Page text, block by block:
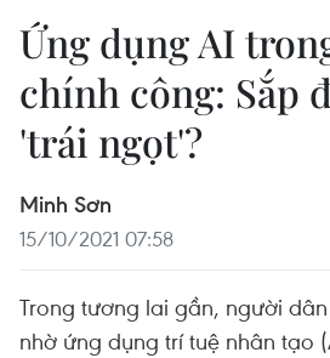
Ứng dụng AI
chính công: Sắp
'trái ngọt'?
Minh Sơn
15/10/2021 07:58
Trong tương lai gần, người
nhờ ứng dụng trí tuệ nhân tạo